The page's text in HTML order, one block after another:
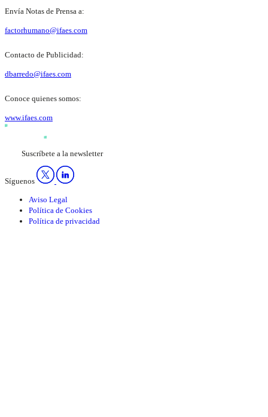
Envía Notas de Prensa a:
factorhumano@ifaes.com
Contacto de Publicidad:
dbarredo@ifaes.com
Conoce quienes somos:
www.ifaes.com
Suscríbete a la newsletter
Síguenos
Aviso Legal
Política de Cookies
Política de privacidad